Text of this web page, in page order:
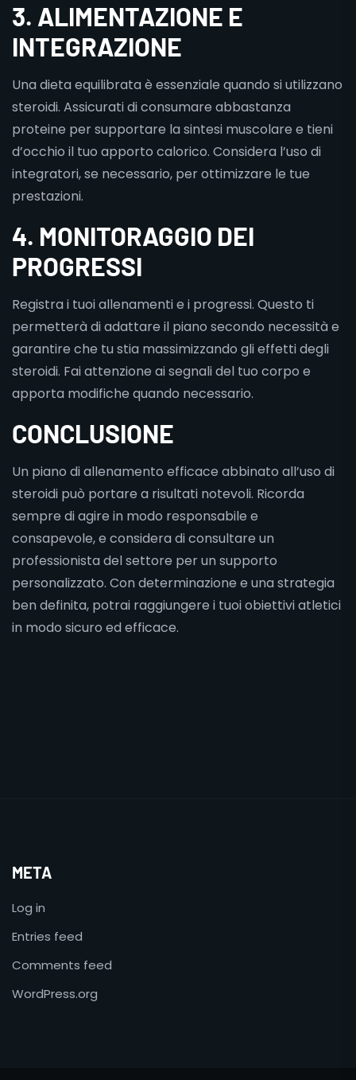
3. ALIMENTAZIONE E
INTEGRAZIONE
Una dieta equilibrata è essenziale quando si utilizzano
steroidi. Assicurati di consumare abbastanza
proteine per supportare la sintesi muscolare e tieni
d’occhio il tuo apporto calorico. Considera l’uso di
integratori, se necessario, per ottimizzare le tue
prestazioni.
4. MONITORAGGIO DEI
PROGRESSI
Registra i tuoi allenamenti e i progressi. Questo ti
permetterà di adattare il piano secondo necessità e
garantire che tu stia massimizzando gli effetti degli
steroidi. Fai attenzione ai segnali del tuo corpo e
apporta modifiche quando necessario.
CONCLUSIONE
Un piano di allenamento efficace abbinato all’uso di
steroidi può portare a risultati notevoli. Ricorda
sempre di agire in modo responsabile e
consapevole, e considera di consultare un
professionista del settore per un supporto
personalizzato. Con determinazione e una strategia
ben definita, potrai raggiungere i tuoi obiettivi atletici
in modo sicuro ed efficace.
META
Log in
Entries feed
Comments feed
WordPress.org